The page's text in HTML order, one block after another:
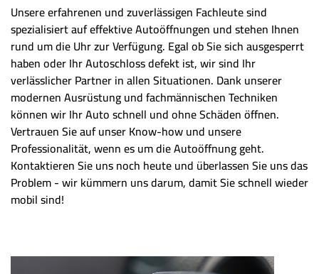
Unsere erfahrenen und zuverlässigen Fachleute sind
spezialisiert auf effektive Autoöffnungen und stehen Ihnen
rund um die Uhr zur Verfügung. Egal ob Sie sich ausgesperrt
haben oder Ihr Autoschloss defekt ist, wir sind Ihr
verlässlicher Partner in allen Situationen. Dank unserer
modernen Ausrüstung und fachmännischen Techniken
können wir Ihr Auto schnell und ohne Schäden öffnen.
Vertrauen Sie auf unser Know-how und unsere
Professionalität, wenn es um die Autoöffnung geht.
Kontaktieren Sie uns noch heute und überlassen Sie uns das
Problem - wir kümmern uns darum, damit Sie schnell wieder
mobil sind!